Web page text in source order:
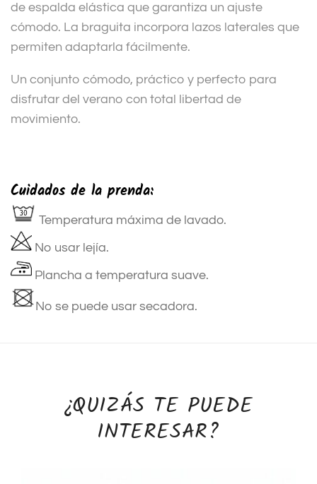
de espalda elástica que garantiza un ajuste
cómodo. La braguita incorpora lazos laterales que
permiten adaptarla fácilmente.
Un conjunto cómodo, práctico y perfecto para
disfrutar del verano con total libertad de
movimiento.
Cuidados de la prenda:
Temperatura máxima de lavado.
No usar lejía.
Plancha a temperatura suave.
No se puede usar secadora.
¿QUIZÁS TE PUEDE
INTERESAR?